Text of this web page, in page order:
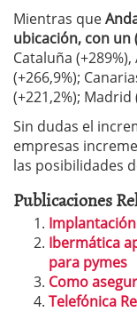
Mientras que
ubicación, con un
Cataluña
(+266,9%);
(+221,2%); Madrid
Sin dudas el
empresas
las posibilidades
Publicaciones
Ibermática
para pymes
Como
Telefónica